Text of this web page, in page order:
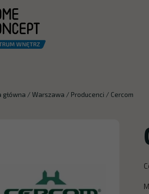
główna /Warszawa /Producenci / Cercom